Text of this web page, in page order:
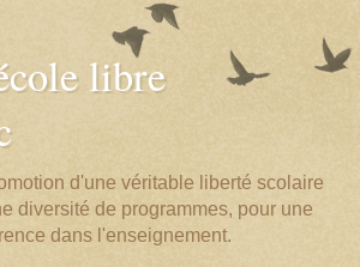
libre
d'une véritable liberté scolaire
diversité de programmes, pour une
dans l'enseignement.